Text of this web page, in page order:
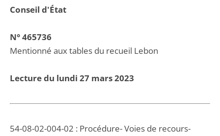
Conseil d'État
N° 465736
Mentionné aux tables du recueil Lebon
Lecture du lundi 27 mars 2023
54-08-02-004-02 : Procédure- Voies de recours-